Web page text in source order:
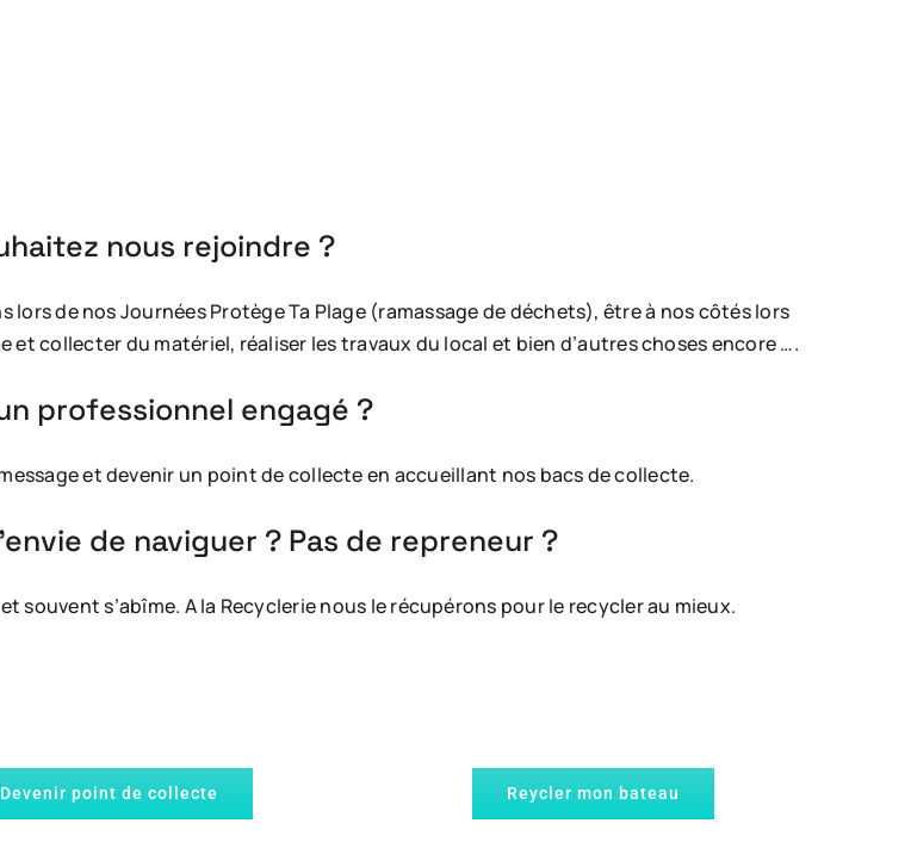
nous rejoindre ?
de nos Journées Protège Ta Plage (ramassage de déchets), être à nos côtés lors
collecter du matériel, réaliser les travaux du local et bien d’autres choses encore ….
professionnel engagé ?
et devenir un point de collecte en accueillant nos bacs de collecte.
de naviguer ? Pas de repreneur ?
s’abîme. A la Recyclerie nous le récupérons pour le recycler au mieux.
Devenir point de collecte Reycler mon bateau